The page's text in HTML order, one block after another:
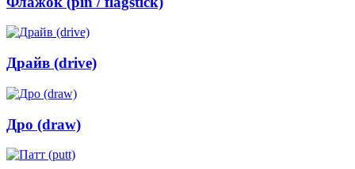
Драйв (drive)
Дро (draw)